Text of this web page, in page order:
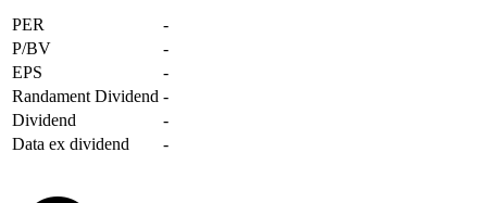
PER
-
P/BV
-
EPS
-
Randament Dividend -
Dividend
-
Data ex dividend
-